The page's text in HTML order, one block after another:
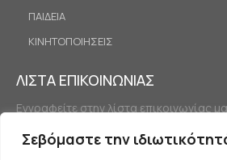
Σεβόμαστε την
ΠΑΙΔΕΙΑ
ΚΙΝΗΤΟΠΟΙΗΣΕΙΣ
ΛΙΣΤΑ ΕΠΙΚΟΙΝΩΝΙΑΣ
Εγγραφείτε στην λίστα επικοινωνίας